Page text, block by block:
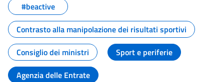
#beactive
Contrasto alla manipolazione dei risultati sportivi
Consiglio dei ministri
Sport e periferie
Agenzia delle Entrate